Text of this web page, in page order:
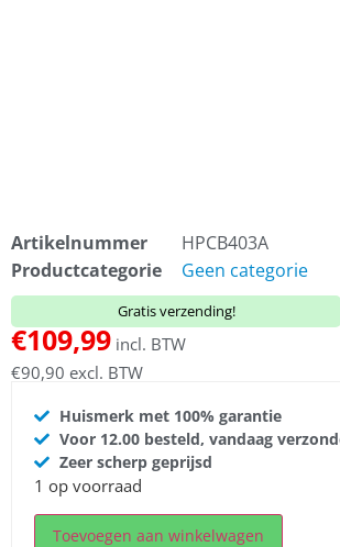
Artikelnummer
HPCB403A
Productcategorie
Geen categorie
Gratis verzending!
€109,99 incl. BTW
€90,90 excl. BTW
Huismerk met 100% garantie
Voor 12.00 besteld, vandaag
Zeer scherp geprijsd
1 op voorraad
Toevoegen aan winkelwagen